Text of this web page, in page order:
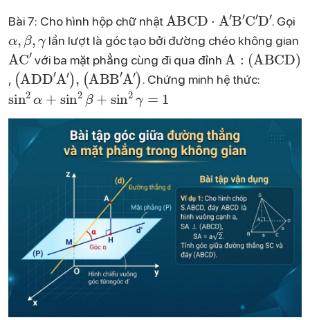
Bài 7: Cho hình hộp chữ nhật
ABCD B ′ ′ ′
. Gọi
α,β ,γ
lần lượt là góc tạo bởi đường chéo không gian
AC′
với ba mặt phẳng cùng đi qua đỉnh
A:
(ABCD)
,
(ADD′A′),(ABB′A′)
. Chứng minh hệ thức:
sin2α+sin2β+sin2γ=1